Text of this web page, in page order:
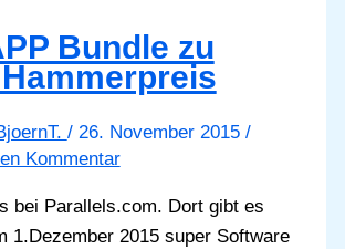
Bundle zu
/ 26. November 2015 /
Kommentar
bei Parallels.com. Dort gibt es
1.Dezember 2015 super Software